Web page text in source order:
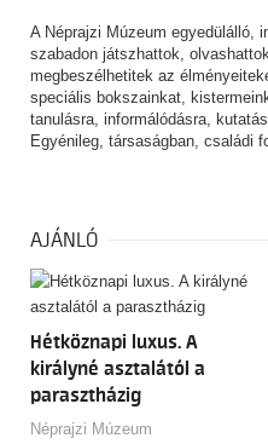
A Néprajzi Múzeum egyedülálló,
szabadon játszhattok,
megbeszélhetitek az
speciális bokszainkat,
tanulásra, informálódásra,
Egyénileg, társaságban, családi
AJÁNLÓ
Hétköznapi luxus. A
királyné asztalától a
parasztházig
Néprajzi Múzeum